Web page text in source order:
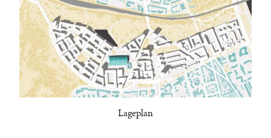
Lageplan